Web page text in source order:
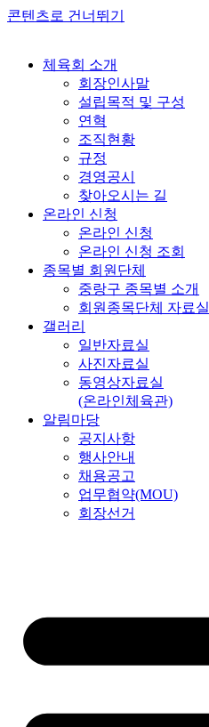
콘텐츠로 건너뛰기
체육회 소개
회장인사말
설립목적 및 구성
연혁
조직현황
규정
경영공시
찾아오시는 길
온라인 신청
온라인 신청
온라인 신청 조회
종목별 회원단체
중랑구 종목별 소개
회원종목단체 자료실
갤러리
일반자료실
사진자료실
동영상자료실
(온라인체육관)
알림마당
공지사항
행사안내
채용공고
업무협약(MOU)
회장선거